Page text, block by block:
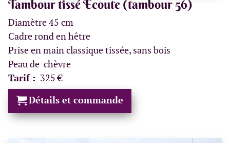
Tambour tissé Écoute (tambour 56)
Diamètre 45 cm
Cadre rond en hêtre
Prise en main classique tissée, sans bois
Peau de chèvre
Tarif : 325 €
Détails et commande